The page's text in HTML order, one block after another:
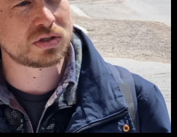
קרא עוד